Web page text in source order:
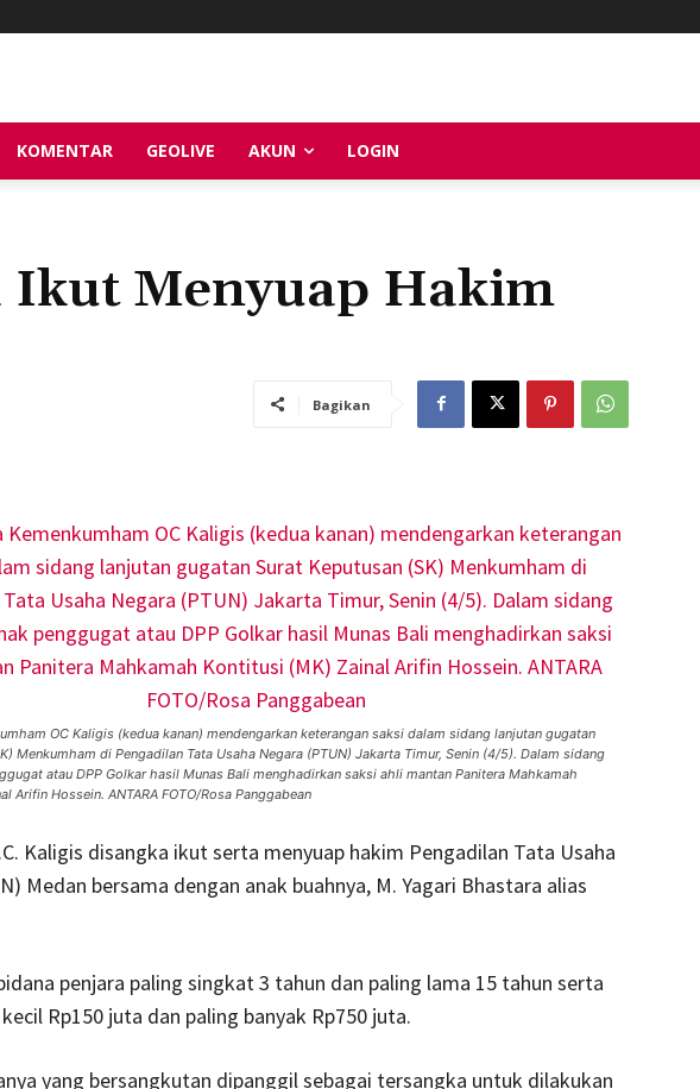
KOMENTAR GEOLIVE AKUN LOGIN
Ikut Menyuap Hakim
Bagikan
OC Kaligis (kedua kanan) mendengarkan keterangan saksi dalam sidang lanjutan gugatan
Menkumham di Pengadilan Tata Usaha Negara (PTUN) Jakarta Timur, Senin (4/5). Dalam sidang
atau DPP Golkar hasil Munas Bali menghadirkan saksi ahli mantan Panitera Mahkamah
Arifin Hossein. ANTARA FOTO/Rosa Panggabean
Kaligis disangka ikut serta menyuap hakim Pengadilan Tata Usaha
Medan bersama dengan anak buahnya, M. Yagari Bhastara alias
penjara paling singkat 3 tahun dan paling lama 15 tahun serta
Rp150 juta dan paling banyak Rp750 juta.
yang bersangkutan dipanggil sebagai tersangka untuk dilakukan